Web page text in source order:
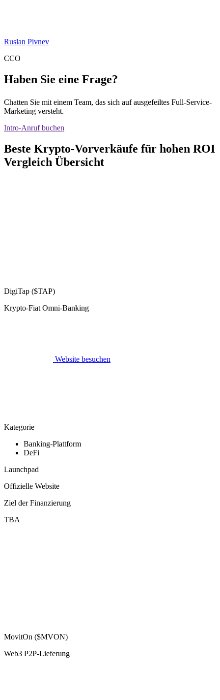
Ruslan Pivnev
CCO
Haben Sie eine Frage?
Chatten Sie mit einem Team, das sich auf ausgefeiltes Full-Service-
Marketing versteht.
Intro-Anruf buchen
Beste Krypto-Vorverkäufe für hohen ROI
Vergleich Übersicht
DigiTap ($TAP)
Krypto-Fiat Omni-Banking
Website besuchen
Kategorie
Banking-Plattform
DeFi
Launchpad
Offizielle Website
Ziel der Finanzierung
TBA
MovitOn ($MVON)
Web3 P2P-Lieferung